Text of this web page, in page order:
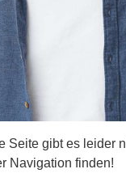
Seite gibt es leider
Navigation finden!